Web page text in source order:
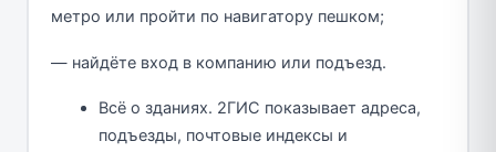
метро или пройти по навигатору пешком;
— найдёте вход в компанию или подъезд.
Всё о зданиях. 2ГИС показывает адреса,
подъезды, почтовые индексы и